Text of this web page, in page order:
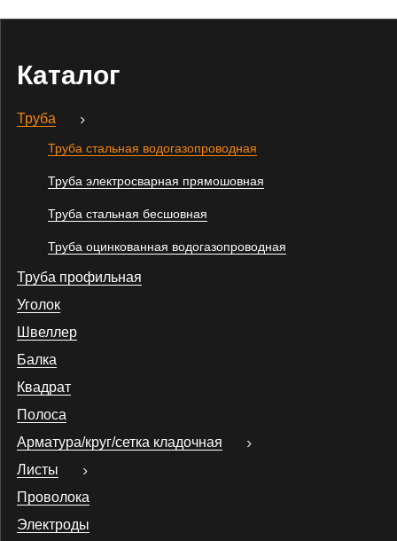
Каталог
Труба
Труба стальная водогазопроводная
Труба электросварная прямошовная
Труба стальная бесшовная
Труба оцинкованная водогазопроводная
Труба профильная
Уголок
Швеллер
Балка
Квадрат
Полоса
Арматура/круг/сетка кладочная
Листы
Проволока
Электроды